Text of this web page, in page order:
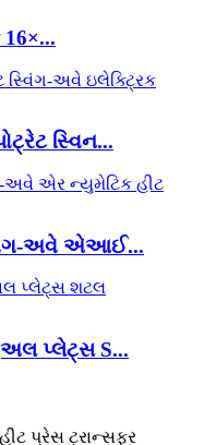
સ્વિન...
અવે એઆઈ...
પ્લેટ્સ S...